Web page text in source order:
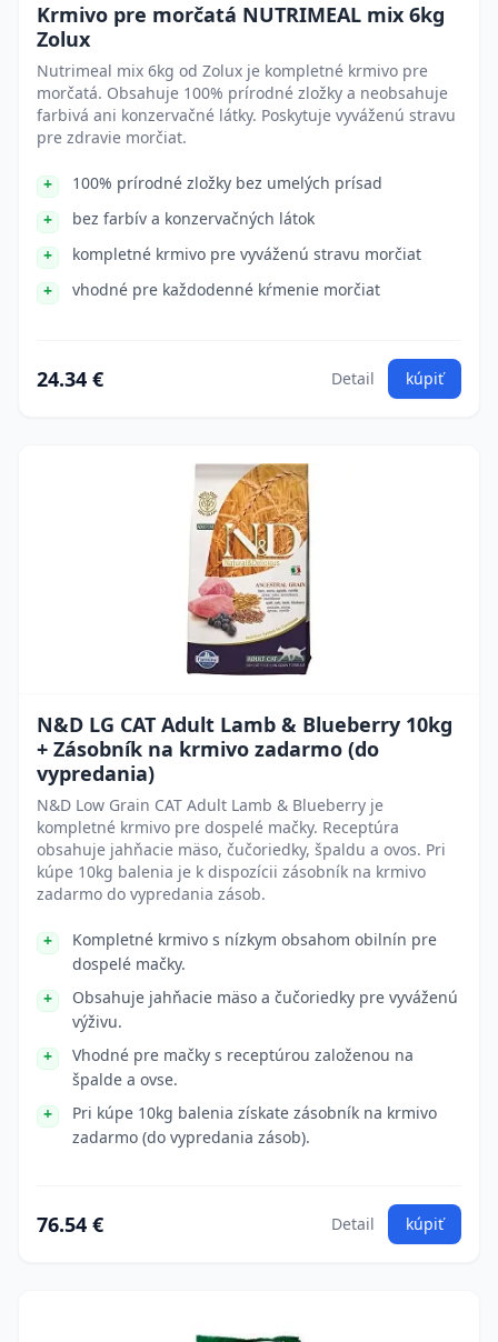
Krmivo pre morčatá NUTRIMEAL mix 6kg
Zolux
Nutrimeal mix 6kg od Zolux je kompletné krmivo pre
morčatá. Obsahuje 100% prírodné zložky a neobsahuje
farbivá ani konzervačné látky. Poskytuje vyváženú stravu
pre zdravie morčiat.
100% prírodné zložky bez umelých prísad
bez farbív a konzervačných látok
kompletné krmivo pre vyváženú stravu morčiat
vhodné pre každodenné kŕmenie morčiat
24.34 € Detail kúpiť
N&D LG CAT Adult Lamb & Blueberry 10kg
+ Zásobník na krmivo zadarmo (do
vypredania)
N&D Low Grain CAT Adult Lamb & Blueberry je
kompletné krmivo pre dospelé mačky. Receptúra
obsahuje jahňacie mäso, čučoriedky, špaldu a ovos. Pri
kúpe 10kg balenia je k dispozícii zásobník na krmivo
zadarmo do vypredania zásob.
Kompletné krmivo s nízkym obsahom obilnín pre
dospelé mačky.
Obsahuje jahňacie mäso a čučoriedky pre vyváženú
výživu.
Vhodné pre mačky s receptúrou založenou na
špalde a ovse.
Pri kúpe 10kg balenia získate zásobník na krmivo
zadarmo (do vypredania zásob).
76.54 € Detail kúpiť